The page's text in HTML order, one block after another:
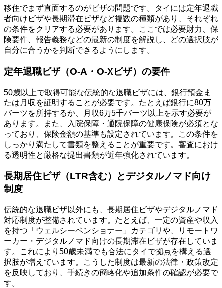
移住でまず直面するのがビザの問題です。タイには定年退職
者向けビザや長期滞在ビザなど複数の種類があり、それぞれ
の条件をクリアする必要があります。ここでは必要財力、保
険要件、報告義務などの最新の制度を解説し、どの選択肢が
自分に合うかを判断できるようにします。
定年退職ビザ（O-A・O-Xビザ）の要件
50歳以上で取得可能な伝統的な退職ビザには、銀行預金ま
たは月収を証明することが必要です。たとえば銀行に80万
バーツを所持するか、月収6万5千バーツ以上を示す必要が
あります。また、入院保障・通院保障の健康保険が必須とな
っており、保険金額の基準も設定されています。この条件を
しっかり満たして書類を整えることが重要です。審査におけ
る透明性と厳格な提出書類が近年強化されています。
長期居住ビザ（LTR含む）とデジタルノマド向け
制度
伝統的な退職ビザ以外にも、長期居住ビザやデジタルノマド
対応制度が整備されています。たとえば、一定の資産や収入
を持つ「ウェルシーペンショナー」カテゴリや、リモートワ
ーカー・デジタルノマド向けの長期滞在ビザが存在していま
す。これにより50歳未満でも合法にタイで拠点を構える選
択肢が増えています。こうした制度は最新の法律・政策改定
を反映しており、手続きの簡略化や追加条件の確認が必要で
す。